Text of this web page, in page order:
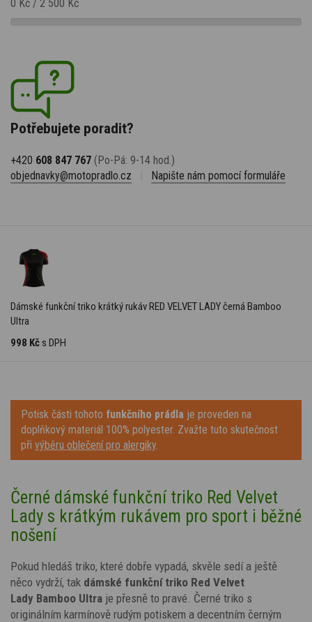
0 Kč / 2 500 Kč
Potřebujete poradit?
+420 608 847 767 (Po-Pá: 9-14 hod.)
objednavky@motopradlo.cz
Napište nám pomocí formuláře
Dámské funkční triko krátký rukáv RED VELVET LADY černá Bamboo
Ultra
998 Kč s DPH
Potisk části tohoto funkčního prádla je proveden na
doplňkový materiál 100% polyester. Zvažte tuto skutečnost
při výběru oblečení pro alergiky.
Černé dámské funkční triko Red Velvet
Lady s krátkým rukávem pro sport i běžné
nošení
Pokud hledáš triko, které dobře vypadá, skvěle sedí a ještě
něco vydrží, tak dámské funkční triko Red Velvet
Lady Bamboo Ultra je přesně to pravé. Černé triko s
originálním karmínově rudým potiskem a decentním černým